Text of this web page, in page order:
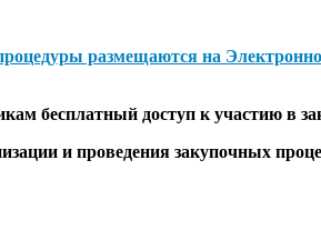
размещаются на
бесплатный доступ к участию в
и проведения закупочных